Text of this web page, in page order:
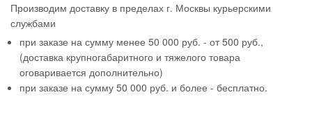
Производим доставку в пределах г. Москвы курьерскими
службами
при заказе на сумму менее 50 000 руб. - от 500 руб.,
(доставка крупногабаритного и тяжелого товара
оговаривается дополнительно)
при заказе на сумму 50 000 руб. и более - бесплатно.